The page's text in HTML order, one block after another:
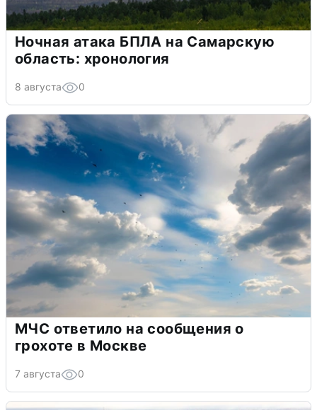
Ночная атака БПЛА на Самарскую
область: хронология
8 августа 0
МЧС ответило на сообщения о
грохоте в Москве
7 августа 0